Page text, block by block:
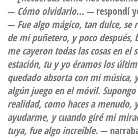
— Cómo olvidarlo…— respondí
— Fue algo mágico, tan dulce,
de mi puñetero, y poco después,
me cayeron todas las cosas en el
estación, tu y yo éramos los
quedado absorta con mi música,
algún juego en el móvil.
realidad, como haces a menudo,
ayudarme, y cuando giré mi
tuya, fue algo increíble.—